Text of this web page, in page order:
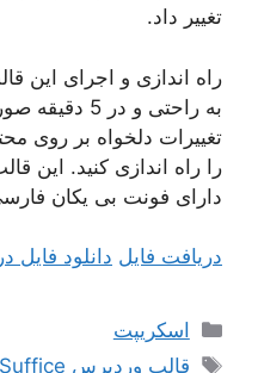
تغییر داد.
راه اندازی و اجرای این
به راحتی و در
تغییرات دلخواه بر روی
را راه اندازی کنید. این
دارای فونت بی یکان
دریافت فایل دانلود فایل
دسته‌ها
اسکریپت
برچسب‌ها
قالب وردپرس Suffice فارسی